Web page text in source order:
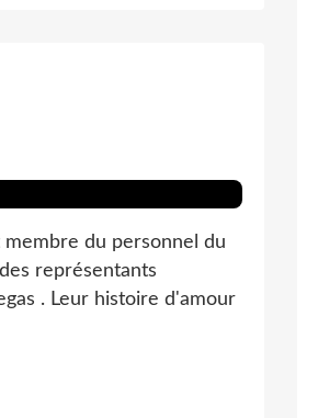
membre du personnel du
représentants
. Leur histoire d'amour